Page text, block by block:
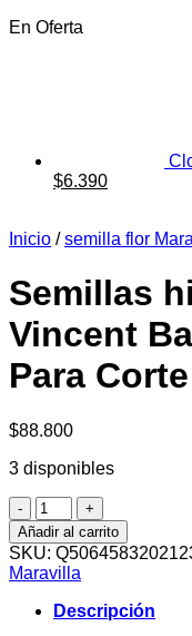
En Oferta
El
era:
$6.390El
es:
Inicio / semilla flor
Semillas
Vincent
Para Corte
$88.800
3 disponibles
Semillas
hib.
Girasol
Vincent
Ball
(1.000
seed)
Añadir al carrito
SKU:
Maravilla
Descripción